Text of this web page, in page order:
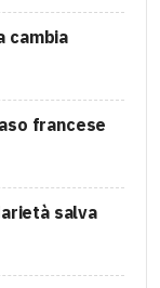
cambia
francese
salva